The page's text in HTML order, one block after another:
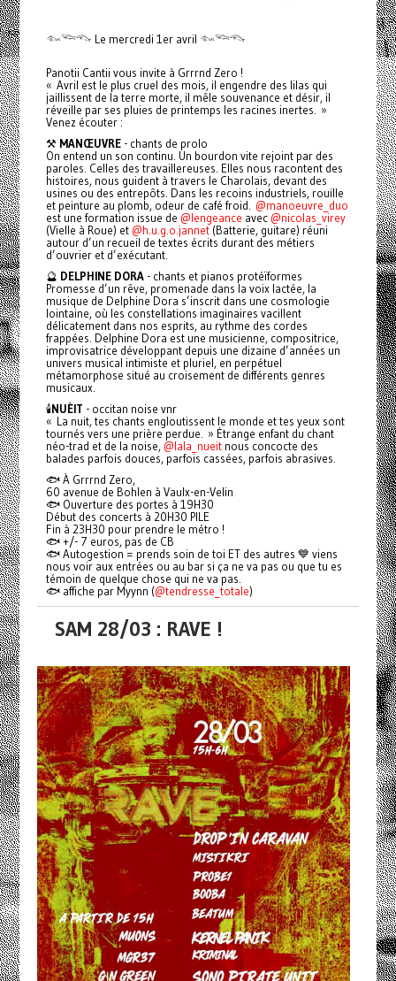
𓆜𓆝𓆞 Le mercredi 1er avril 𓆜𓆝𓆞
Panotii Cantii vous invite à Grrrnd Zero !
« Avril est le plus cruel des mois, il engendre des lilas qui
jaillissent de la terre morte, il mêle souvenance et désir, il
réveille par ses pluies de printemps les racines inertes. »
Venez écouter :
⚒️ MANŒUVRE- chants de prolo
On entend un son continu. Un bourdon vite rejoint par des
paroles. Celles des travaillereuses. Elles nous racontent des
histoires, nous guident à travers le Charolais, devant des
usines ou des entrepôts. Dans les recoins industriels, rouille
et peinture au plomb, odeur de café froid. @manoeuvre_duo
est une formation issue de @lengeance avec @nicolas_virey
(Vielle à Roue) et @h.u.g.o.jannet(Batterie, guitare) réuni
autour d’un recueil de textes écrits durant des métiers
d’ouvrier et d’exécutant.
🔮 DELPHINE DORA- chants et pianos protéïformes
Promesse d’un rêve, promenade dans la voix lactée, la
musique de Delphine Dora s’inscrit dans une cosmologie
lointaine, où les constellations imaginaires vacillent
délicatement dans nos esprits, au rythme des cordes
frappées. Delphine Dora est une musicienne, compositrice,
improvisatrice développant depuis une dizaine d’années un
univers musical intimiste et pluriel, en perpétuel
métamorphose situé au croisement de différents genres
musicaux.
🕯️NUÈIT - occitan noise vnr
« La nuit, tes chants engloutissent le monde et tes yeux sont
tournés vers une prière perdue. » Étrange enfant du chant
néo-trad et de la noise, @lala_nueitnous concocte des
balades parfois douces, parfois cassées, parfois abrasives.
🐟 À Grrrnd Zero,
60 avenue de Bohlen à Vaulx-en-Velin
🐟 Ouverture des portes à 19H30
Début des concerts à 20H30 PILE
Fin à 23H30 pour prendre le métro !
🐟 +/- 7 euros, pas de CB
🐟 Autogestion = prends soin de toi ET des autres 💙 viens
nous voir aux entrées ou au bar si ça ne va pas ou que tu es
témoin de quelque chose qui ne va pas.
🐟 affiche par Myynn (@tendresse_totale)
SAM 28/03 : RAVE !